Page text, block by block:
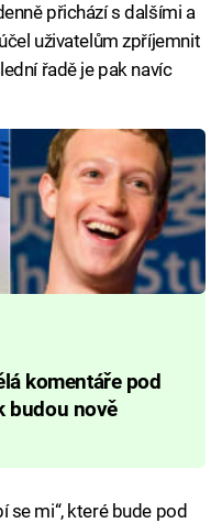
přichází s dalšími a
uživatelům zpříjemnit
řadě je pak navíc
komentáře pod
budou nově
se mi“, které bude pod